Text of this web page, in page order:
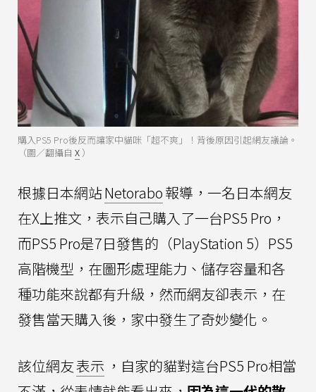
購入PS5 Pro後反而讓家中貓咪「超不爽」！背後原因引起網友議論。
（圖／翻攝自 X ）
根據日本網站Netorabo報導，一名日本網友
在X上推文，表示自己購入了一台PS5 Pro，
而PS5 Pro是7日發售的（PlayStation 5）PS5
高階機型，在圖形處理能力、儲存容量和各
種功能來說都有升級，然而網友卻表示，在
發售當天購入後，家中發生了奇妙變化。
該位網友表示 ，自家的貓對這台PS5 Pro相當